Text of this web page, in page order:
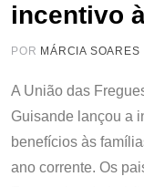
incentivo
POR MÁRCIA SOARES
A União das
Guisande lançou a
benefícios às
ano corrente. Os